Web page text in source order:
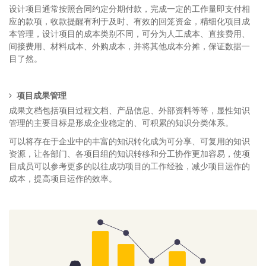
设计项目通常按照合同约定分期付款，完成一定的工作量即支付相
应的款项，收款提醒有利于及时、有效的回笼资金，精细化项目成
本管理，设计项目的成本类别不同，可分为人工成本、直接费用、
间接费用、材料成本、外购成本，并将其他成本分摊，保证数据一
目了然。
项目成果管理
成果文档包括项目过程文档、产品信息、外部资料等等，显性知识
管理的主要目标是形成企业稳定的、可积累的知识分类体系。
可以将存在于企业中的丰富的知识转化成为可分享、可复用的知识
资源，让各部门、各项目组的知识转移和分工协作更加容易，使项
目成员可以参考更多的以往成功项目的工作经验，减少项目运作的
成本，提高项目运作的效率。